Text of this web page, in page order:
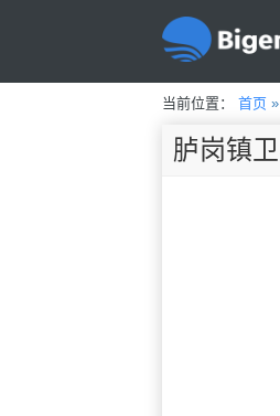
当前位置： 首页»
胪岗镇